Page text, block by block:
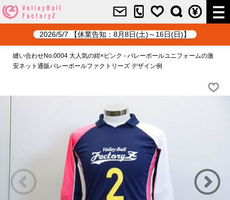
2026/5/7 【休業告知：8月8日(土)～16日(日)】
縫い合わせNo.0004 大人気の紺×ピンク - バレーボールユニフォームの激
安ネット通販バレーボールファクトリーズ デザイン例